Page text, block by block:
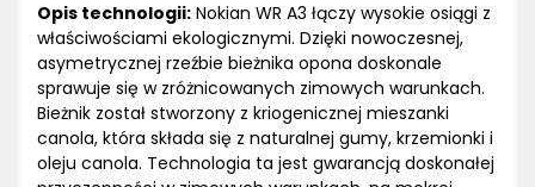
Opis technologii: Nokian WR A3 łączy wysokie osiągi z
właściwościami ekologicznymi. Dzięki nowoczesnej,
asymetrycznej rzeźbie bieżnika opona doskonale
sprawuje się w zróżnicowanych zimowych warunkach.
Bieżnik został stworzony z kriogenicznej mieszanki
canola, która składa się z naturalnej gumy, krzemionki i
oleju canola. Technologia ta jest gwarancją doskonałej